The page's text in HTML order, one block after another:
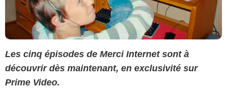
Les cinq épisodes de Merci Internet sont à
découvrir dès maintenant, en exclusivité sur
Prime Video.